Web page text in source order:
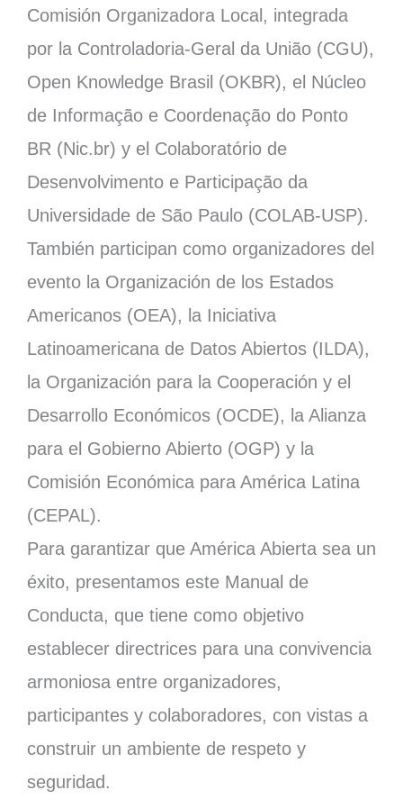
Comisión Organizadora Local, integrada
por la Controladoria-Geral da União (CGU),
Open Knowledge Brasil (OKBR), el Núcleo
de Informação e Coordenação do Ponto
BR (Nic.br) y el Colaboratório de
Desenvolvimento e Participação da
Universidade de São Paulo (COLAB-USP).
También participan como organizadores del
evento la Organización de los Estados
Americanos (OEA), la Iniciativa
Latinoamericana de Datos Abiertos (ILDA),
la Organización para la Cooperación y el
Desarrollo Económicos (OCDE), la Alianza
para el Gobierno Abierto (OGP) y la
Comisión Económica para América Latina
(CEPAL).
Para garantizar que América Abierta sea un
éxito, presentamos este Manual de
Conducta, que tiene como objetivo
establecer directrices para una convivencia
armoniosa entre organizadores,
participantes y colaboradores, con vistas a
construir un ambiente de respeto y
seguridad.